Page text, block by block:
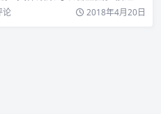
论 2018年4月20日